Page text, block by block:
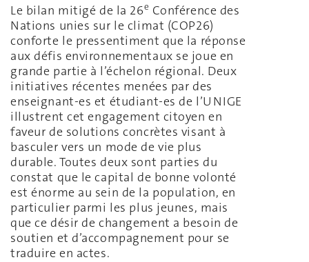
Le bilan mitigé de la 26e Conférence des
Nations unies sur le climat (COP26)
conforte le pressentiment que la réponse
aux défis environnementaux se joue en
grande partie à l’échelon régional. Deux
initiatives récentes menées par des
enseignant-es et étudiant-es de l’UNIGE
illustrent cet engagement citoyen en
faveur de solutions concrètes visant à
basculer vers un mode de vie plus
durable. Toutes deux sont parties du
constat que le capital de bonne volonté
est énorme au sein de la population, en
particulier parmi les plus jeunes, mais
que ce désir de changement a besoin de
soutien et d’accompagnement pour se
traduire en actes.